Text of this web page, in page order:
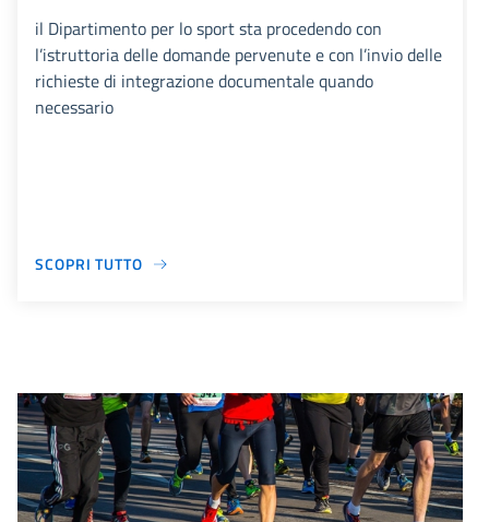
il Dipartimento per lo sport sta procedendo con
l’istruttoria delle domande pervenute e con l’invio delle
richieste di integrazione documentale quando
necessario
SCOPRI TUTTO